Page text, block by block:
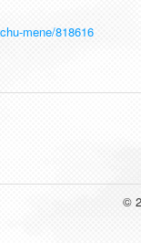
mene/818616
©